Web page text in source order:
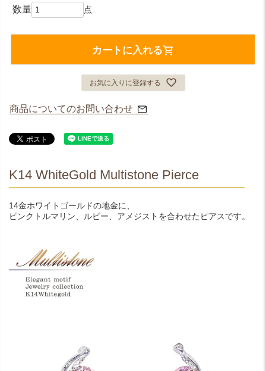
カートに入れる
お気に入りに登録する
商品についてのお問い合わせ
K14 WhiteGold Multistone Pierce
14金ホワイトゴールドの地金に、
ピンクトルマリン、ルビー、アメジストを合わせたピアスです。